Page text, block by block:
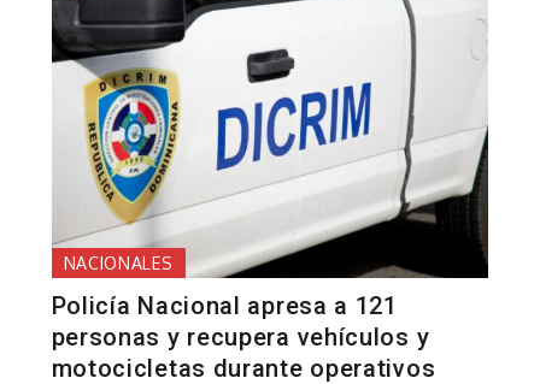
NACIONALES
Policía Nacional apresa a 121
personas y recupera vehículos y
motocicletas durante operativos